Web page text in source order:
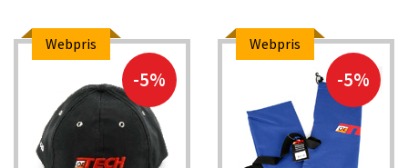
Webpris
-5%
Webpris
-5%